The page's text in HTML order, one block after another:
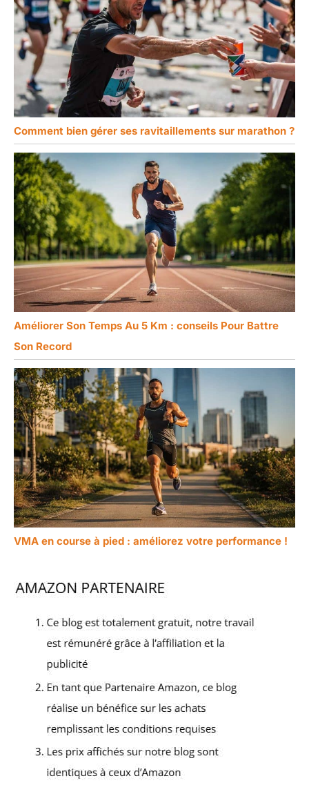
Comment bien gérer ses ravitaillements sur marathon ?
Améliorer Son Temps Au 5 Km : conseils Pour Battre
Son Record
VMA en course à pied : améliorez votre performance !